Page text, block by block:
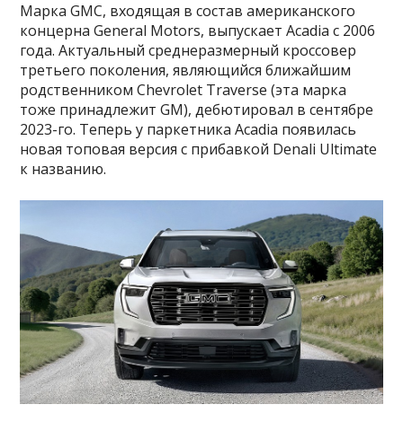
Марка GMC, входящая в состав американского
концерна General Motors, выпускает Acadia с 2006
года. Актуальный среднеразмерный кроссовер
третьего поколения, являющийся ближайшим
родственником Chevrolet Traverse (эта марка
тоже принадлежит GM), дебютировал в сентябре
2023-го. Теперь у паркетника Acadia появилась
новая топовая версия с прибавкой Denali Ultimate
к названию.